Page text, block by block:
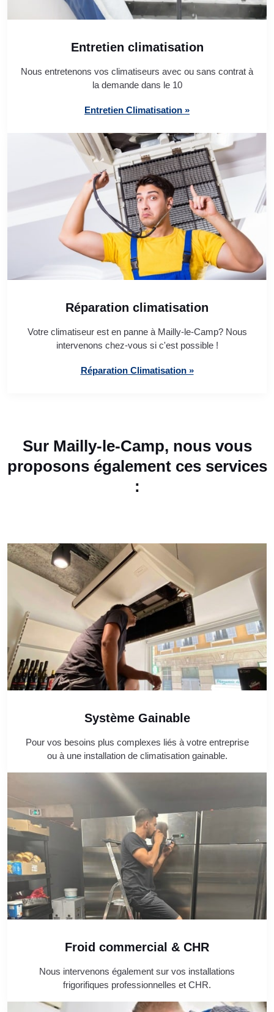
Entretien climatisation
Nous entretenons vos climatiseurs avec ou sans contrat à
la demande dans le 10
Entretien Climatisation »
Réparation climatisation
Votre climatiseur est en panne à Mailly-le-Camp? Nous
intervenons chez-vous si c'est possible !
Réparation Climatisation »
Sur Mailly-le-Camp, nous vous
proposons également ces services
:
Système Gainable
Pour vos besoins plus complexes liés à votre entreprise
ou à une installation de climatisation gainable.
Froid commercial & CHR
Nous intervenons également sur vos installations
frigorifiques professionnelles et CHR.